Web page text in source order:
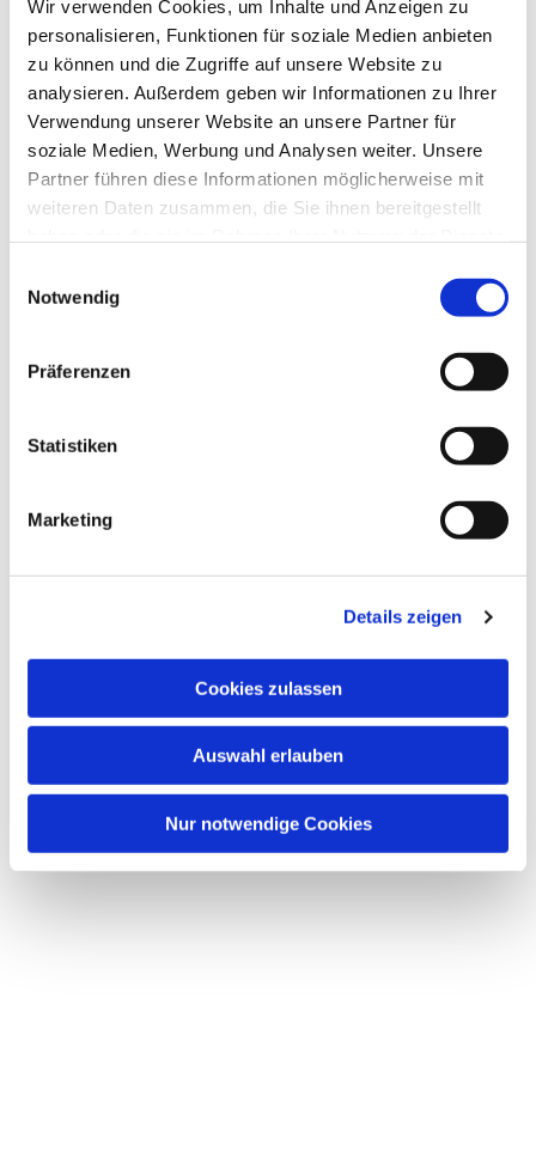
Wir verwenden Cookies, um Inhalte und Anzeigen zu
personalisieren, Funktionen für soziale Medien anbieten
zu können und die Zugriffe auf unsere Website zu
analysieren. Außerdem geben wir Informationen zu Ihrer
Verwendung unserer Website an unsere Partner für
soziale Medien, Werbung und Analysen weiter. Unsere
Partner führen diese Informationen möglicherweise mit
weiteren Daten zusammen, die Sie ihnen bereitgestellt
Notwendig
Präferenzen
Statistiken
Marketing
Details zeigen
Cookies zulassen
Auswahl erlauben
Nur notwendige Cookies
interessieren